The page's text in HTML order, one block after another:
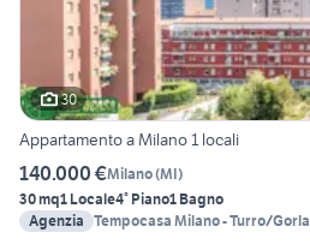
30
Appartamento a Milano 1 locali
140.000 €Milano(MI)
30 mq1 Locale4° Piano1 Bagno
Agenzia Tempocasa Milano - Turro/Gorla